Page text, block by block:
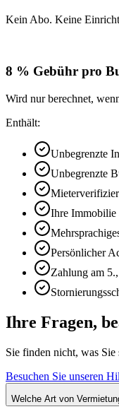
Kein Abo. Keine
8 % Gebühr pro
Wird nur berechnet,
Enthält:
Unbegrenzte
Unbegrenzte
Ihre Immobilie
Persönlicher
Zahlung am
Ihre Fragen,
Sie finden nicht, was Sie
Besuchen Sie unseren
Welche Art von